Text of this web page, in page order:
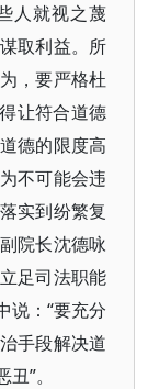
人就视之蔑
取利益。所
，要严格杜
让符合道德
德的限度高
不可能会违
实到纷繁复
院长沈德咏
足司法职能
说：“要充分
手段解决道
”。